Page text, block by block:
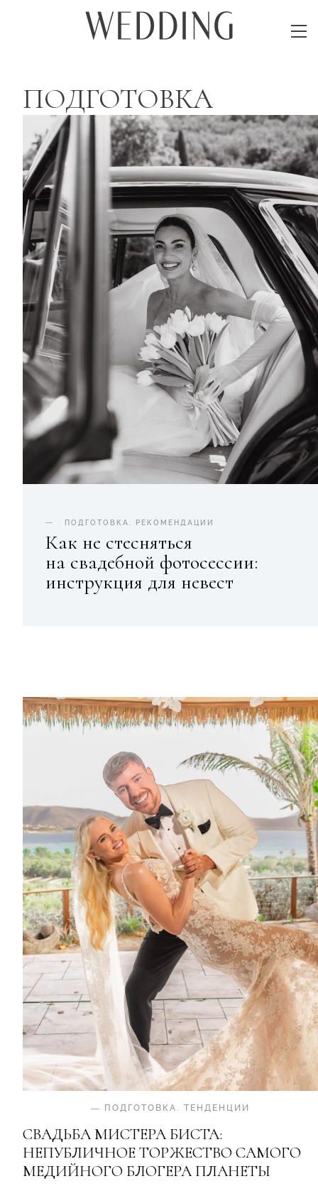
ПОДГОТОВКА
ПОДГОТОВКА РЕКОМЕНДАЦИИ
Как не стесняться
на свадебной фотосессии:
инструкция для невест
— ПОДГОТОВКА . ТЕНДЕНЦИИ
СВАДЬБА МИСТЕРА БИСТА:
НЕПУБЛИЧНОЕ ТОРЖЕСТВО САМОГО
МЕДИЙНОГО БЛОГЕРА ПЛАНЕТЫ